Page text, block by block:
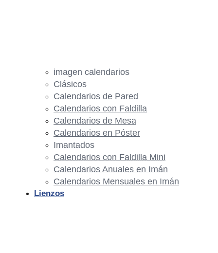
imagen calendarios
Clásicos
Calendarios de Pared
Calendarios con Faldilla
Calendarios de Mesa
Calendarios en Póster
Imantados
Calendarios con Faldilla Mini
Calendarios Anuales en Imán
Calendarios Mensuales en Imán
Lienzos